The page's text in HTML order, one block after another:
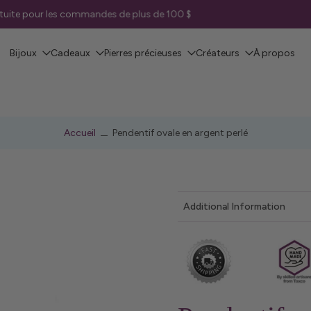
pour les commandes de plus de 100 $
Bijoux Cadeaux Pierres précieuses Créateurs À propos
Accueil Pendentif ovale en argent perlé
Additional Information